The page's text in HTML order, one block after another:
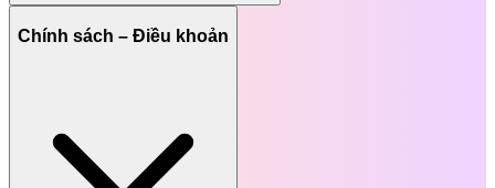
Chính sách – Điều khoản